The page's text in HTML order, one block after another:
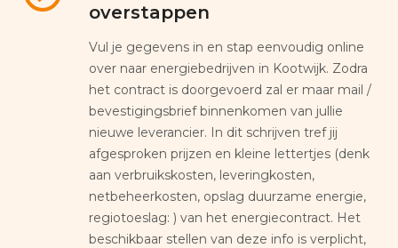
overstappen
Vul je gegevens in en stap eenvoudig online
over naar energiebedrijven in Kootwijk. Zodra
het contract is doorgevoerd zal er maar mail /
bevestigingsbrief binnenkomen van jullie
nieuwe leverancier. In dit schrijven tref jij
afgesproken prijzen en kleine lettertjes (denk
aan verbruikskosten, leveringkosten,
netbeheerkosten, opslag duurzame energie,
regiotoeslag: ) van het energiecontract. Het
beschikbaar stellen van deze info is verplicht,